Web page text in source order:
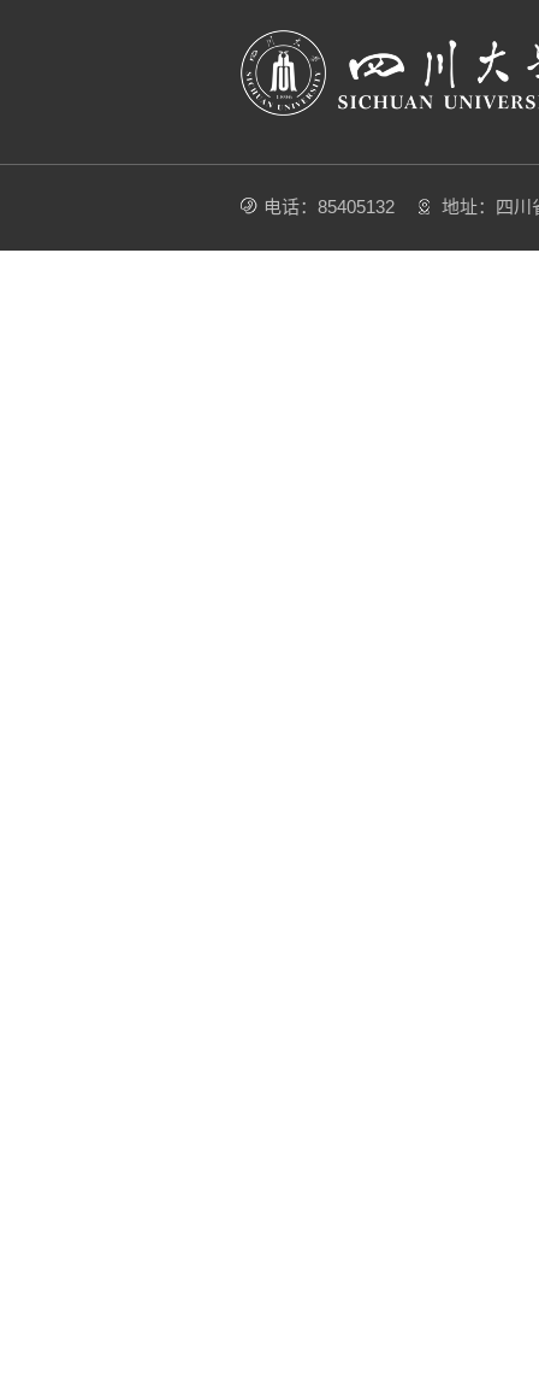
电话：85405132 地址：四川